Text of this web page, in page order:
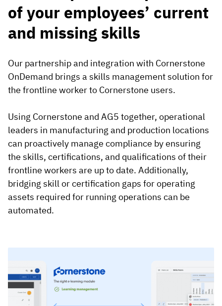
of your employees’ current
and missing skills
Our partnership and integration with Cornerstone
OnDemand brings a skills management solution for
the frontline worker to Cornerstone users.
Using Cornerstone and AG5 together, operational
leaders in manufacturing and production locations
can proactively manage compliance by ensuring
the skills, certifications, and qualifications of their
frontline workers are up to date. Additionally,
bridging skill or certification gaps for operating
assets required for running operations can be
automated.